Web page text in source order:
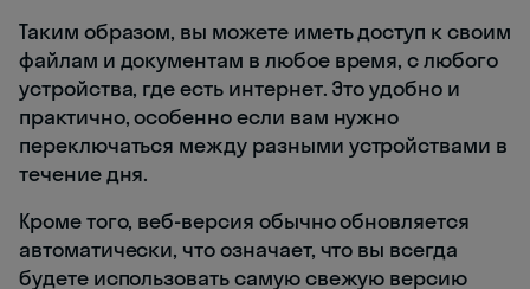
Таким образом, вы можете иметь доступ к своим
файлам и документам в любое время, с любого
устройства, где есть интернет. Это удобно и
практично, особенно если вам нужно
переключаться между разными устройствами в
течение дня.
Кроме того, веб-версия обычно обновляется
автоматически, что означает, что вы всегда
будете использовать самую свежую версию